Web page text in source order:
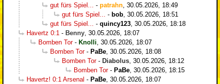
gut fürs Spiel...
- patrahn 30.05.2026, 18:49
gut fürs Spiel...
- bob 30.05.2026, 18:51
gut fürs Spiel...
- quincy123 30.05.2026, 18:18
Havertz 0:1 - Benny 30.05.2026, 18:07
Bomben Tor- Knolli 30.05.2026, 18:07
Bomben Tor- PaBe 30.05.2026, 18:08
Bomben Tor- Diabolus 30.05.2026, 18:12
Bomben Tor- PaBe 30.05.2026, 18:15
Havertz! 0:1 Arsenal - PaBe 30.05.2026, 18:07